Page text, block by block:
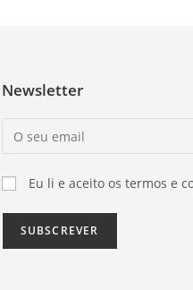
Newsletter
Eu li e aceito os termos e